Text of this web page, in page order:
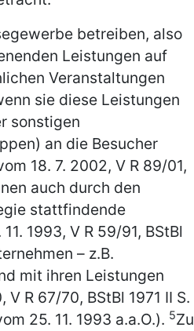
betreiben, also
Leistungen auf
Veranstaltungen
sie diese Leistungen
sonstigen
an die Besucher
18. 7. 2002, V R 89/01,
auch durch den
stattfindende
1993, V R 59/91, BStBl
– z.B.
mit ihren Leistungen
R 67/70, BStBl 1971 II S.
25. 11. 1993 a.a.O.). 5Zu